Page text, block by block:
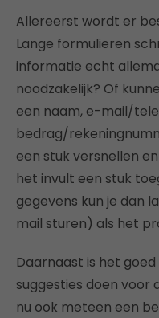
Allereerst wordt er
Lange formulieren
informatie echt
noodzakelijk? Of
een naam, e-mail/
bedrag/
een stuk versnellen
het invult een stuk
gegevens kun je dan
mail sturen) als het
Daarnaast is het
suggesties doen voor
nu ook meteen een